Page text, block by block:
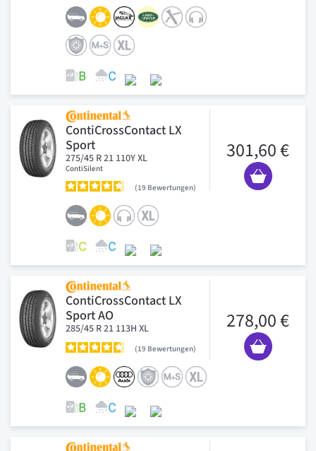
ContiCrossContact LX
Sport
275/45 R 21 110Y XL
ContiSilent
19 Bewertungen
301,60 €
ContiCrossContact LX
Sport AO
285/45 R 21 113H XL
19 Bewertungen
278,00 €